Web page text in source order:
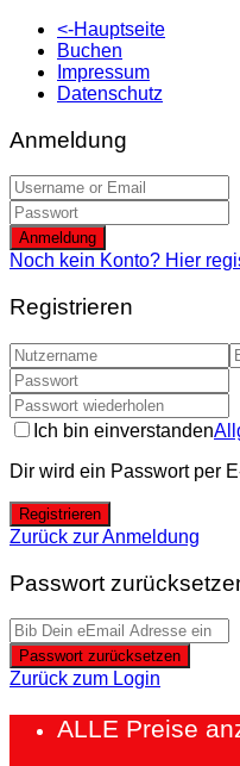
<-Hauptseite
Buchen
Impressum
Datenschutz
Anmeldung
Anmeldung
Noch kein Konto? Hier
Registrieren
Ich bin einverstanden
Dir wird ein Passwort per
Registrieren
Zurück zur Anmeldung
Passwort
Passwort zurücksetzen
Zurück zum Login
ALLE Preise